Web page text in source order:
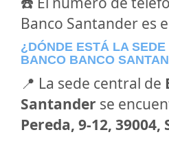
Banco Santander es
¿DÓNDE ESTÁ LA
BANCO BANCO
📍 La sede central de
Santander se
Pereda, 9-12,